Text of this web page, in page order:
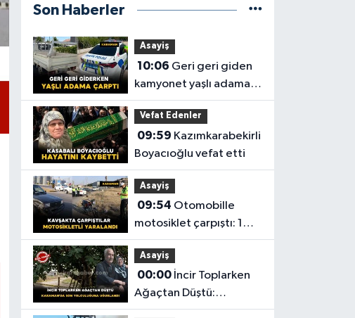
Son Haberler
Asayiş
10:06
kamyonet yaşlı adama
çarptı: 1 yaralı
Vefat Edenler
09:59
Boyacıoğlu vefat etti
Asayiş
09:54
motosiklet çarpıştı: 1
yaralı
Asayiş
00:00İncir Toplarken
Ağaçtan Düştü:
Karaman'da Son